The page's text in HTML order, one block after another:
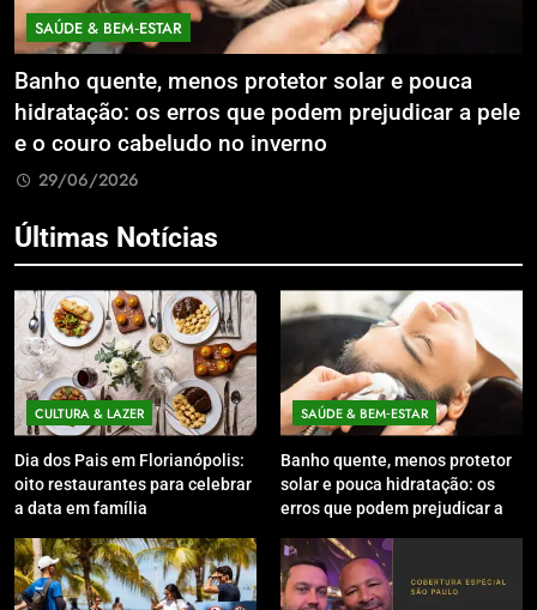
SAÚDE & BEM‑ESTAR
quente, menos protetor solar e pouca
os erros que podem prejudicar a pele
o couro cabeludo no inverno
29/06/2026
Últimas Notícias
CULTURA & LAZER
Dia dos Pais em Florianópolis:
oito restaurantes para celebrar
a data em família
SAÚDE & BEM‑ESTAR
Banho quente, menos protetor
solar e pouca hidratação: os
erros que podem prejudicar a
inverno